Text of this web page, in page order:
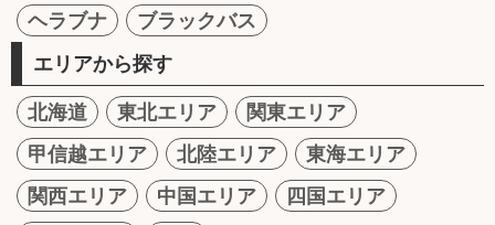
ヘラブナ
ブラックバス
エリアから探す
北海道 東北エリア
関東エリア
甲信越エリア
北陸エリア
東海エリア
関西エリア
中国エリア
四国エリア